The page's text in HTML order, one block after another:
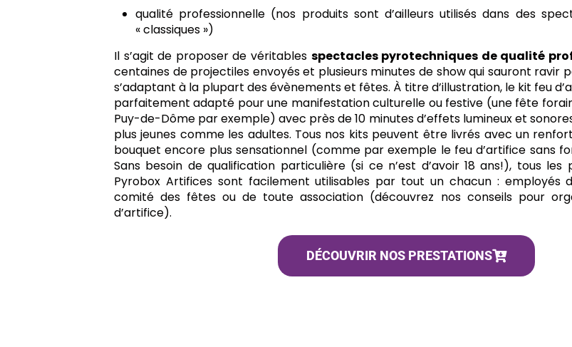
qualité professionnelle (nos produits sont d’ailleurs utilisés dans des
« classiques »)
Il s’agit de proposer de véritables spectacles pyrotechniques de qualité
centaines de projectiles envoyés et plusieurs minutes de show qui sauront ravir
s’adaptant à la plupart des évènements et fêtes. À titre d’illustration, le kit feu
parfaitement adapté pour une manifestation culturelle ou festive (une fête
Puy-de-Dôme par exemple) avec près de 10 minutes d’effets lumineux et
plus jeunes comme les adultes. Tous nos kits peuvent être livrés avec un
bouquet encore plus sensationnel (comme par exemple le feu d’artifice sans
Sans besoin de qualification particulière (si ce n’est d’avoir 18 ans!), tous
Pyrobox Artifices sont facilement utilisables par tout un chacun : employés
comité des fêtes ou de toute association (découvrez nos conseils pour
d’artifice).
DÉCOUVRIR NOS PRESTATIONS